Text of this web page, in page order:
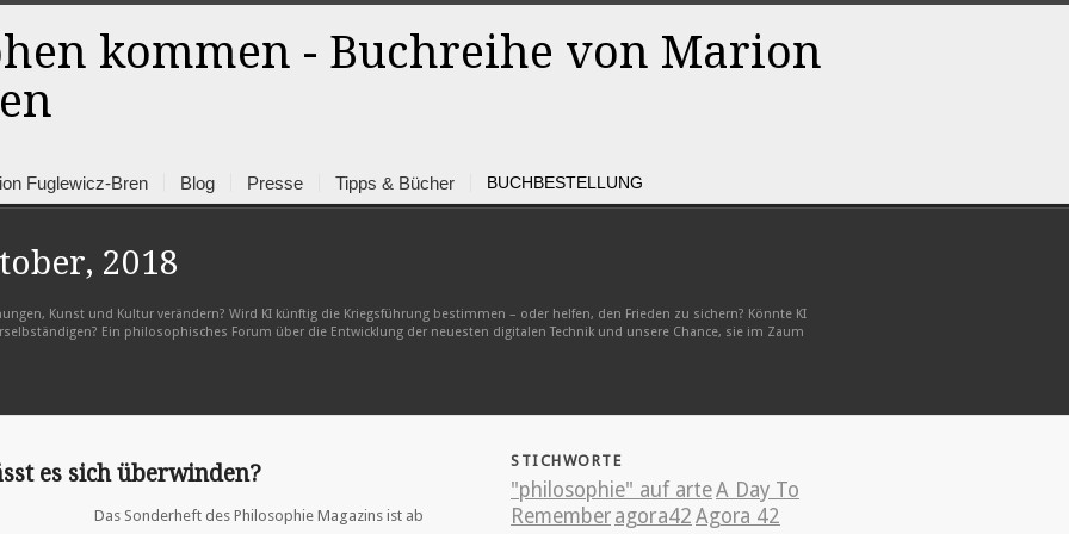
Fuglewicz-Bren Blog Presse Tipps & Bücher BUCHBESTELLUNG
2018
Kunst und Kultur verändern? Wird KI künftig die Kriegsführung bestimmen – oder helfen, den Frieden zu sichern? Könnte KI
Ein philosophisches Forum über die Entwicklung der neuesten digitalen Technik und unsere Chance, sie im Zaum
es sich überwinden?
Das Sonderheft des Philosophie Magazins ist ab
STICHWORTE
"philosophie" auf arteA Day To
Remember agora42 Agora 42